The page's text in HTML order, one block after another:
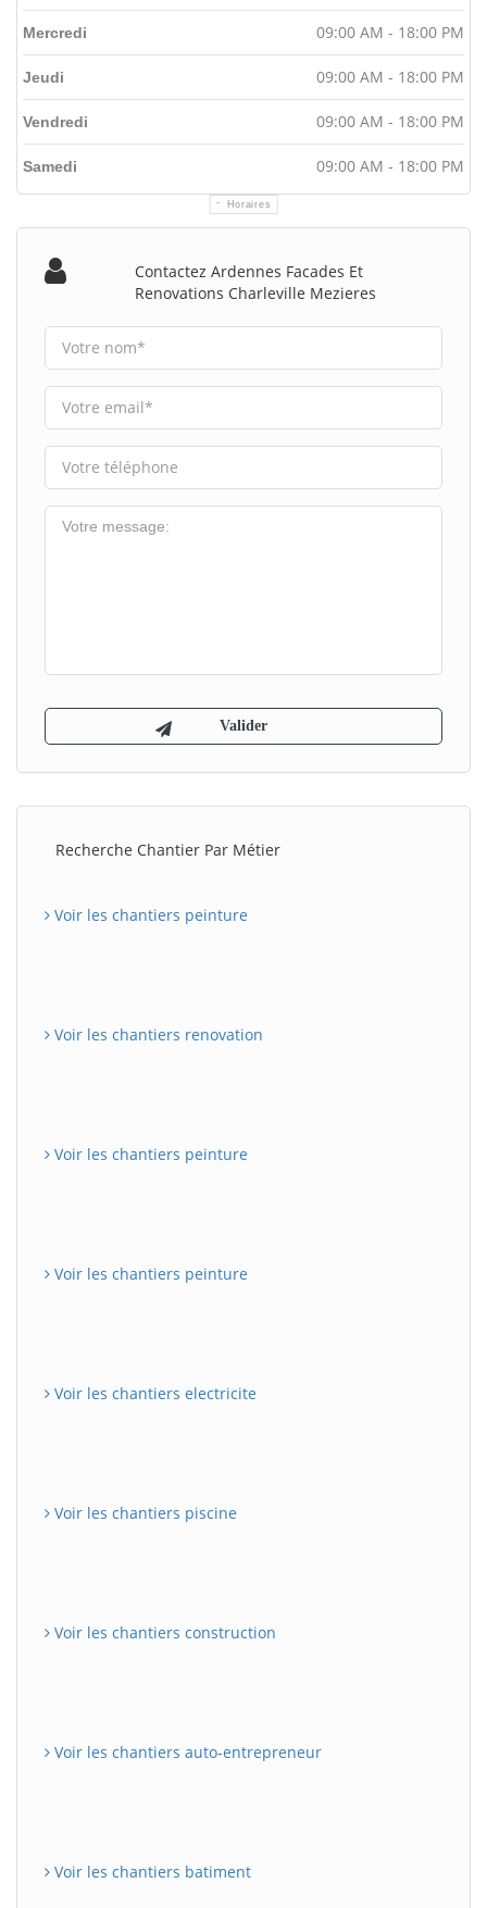
Horaires
Mercredi 09:00 AM - 18:00 PM
Jeudi 09:00 AM - 18:00 PM
Vendredi 09:00 AM - 18:00 PM
Samedi 09:00 AM - 18:00 PM
Contactez Ardennes Facades Et
Renovations Charleville Mezieres
Recherche Chantier Par Métier
Voir les chantiers peinture
Voir les chantiers renovation
Voir les chantiers peinture
Voir les chantiers peinture
Voir les chantiers electricite
Voir les chantiers piscine
Voir les chantiers construction
Voir les chantiers auto-entrepreneur
Voir les chantiers batiment